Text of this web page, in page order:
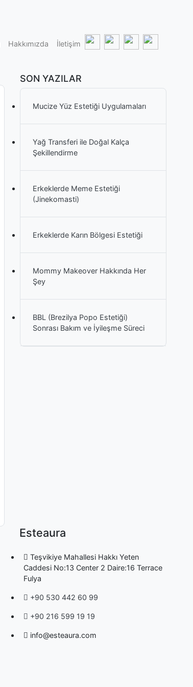
Hakkımızda İletişim
SON YAZILAR
Mucize Yüz Estetiği Uygulamaları
Yağ Transferi ile Doğal Kalça
Şekillendirme
Erkeklerde Meme Estetiği
(Jinekomasti)
Erkeklerde Karın Bölgesi Estetiği
Mommy Makeover Hakkında Her
Şey
BBL (Brezilya Popo Estetiği)
Sonrası Bakım ve İyileşme Süreci
Esteaura
Teşvikiye Mahallesi Hakkı Yeten
Caddesi No:13 Center 2 Daire:16 Terrace
Fulya
+90 530 442 60 99
+90 216 599 19 19
info@esteaura.com